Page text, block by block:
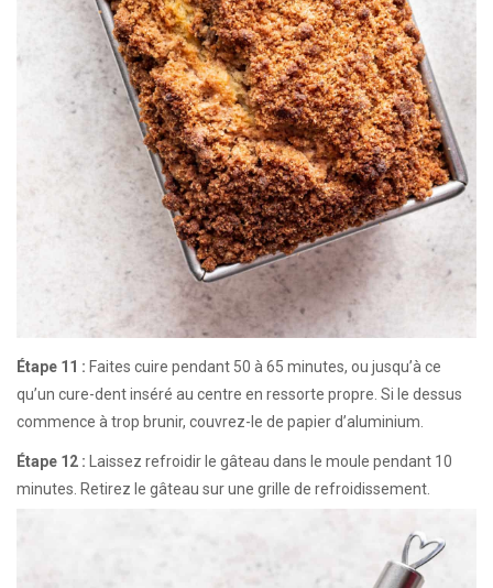
Étape 11 : Faites cuire pendant 50 à 65 minutes, ou jusqu’à ce
qu’un cure-dent inséré au centre en ressorte propre. Si le dessus
commence à trop brunir, couvrez-le de papier d’aluminium.
Étape 12 : Laissez refroidir le gâteau dans le moule pendant 10
minutes. Retirez le gâteau sur une grille de refroidissement.